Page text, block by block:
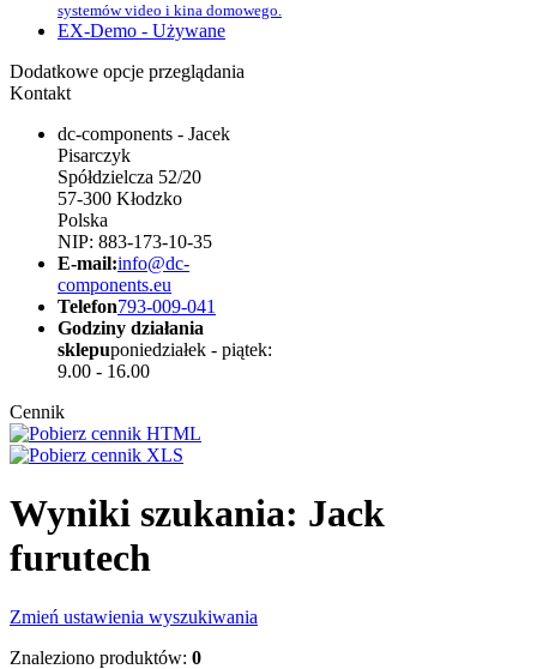
systemów video i kina domowego.
EX-Demo - Używane
Dodatkowe opcje przeglądania
Kontakt
dc-components - Jacek
Pisarczyk
Spółdzielcza 52/20
57-300 Kłodzko
Polska
NIP: 883-173-10-35
E-mail:info@dc-
components.eu
Telefon793-009-041
Godziny działania
sklepuponiedziałek - piątek:
9.00 - 16.00
Cennik
Wyniki szukania: Jack
furutech
Zmień ustawienia wyszukiwania
Znaleziono produktów: 0